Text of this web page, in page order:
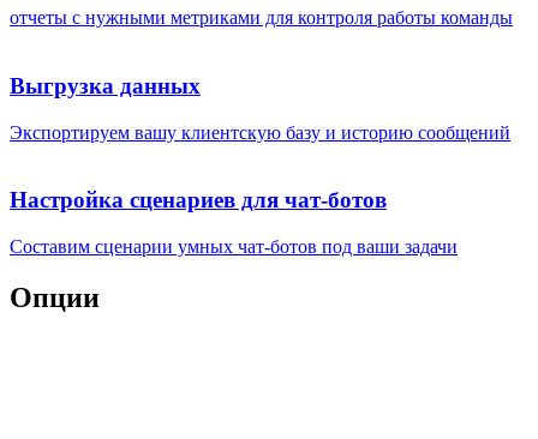
отчеты с нужными метриками для контроля работы команды
Выгрузка данных
Экспортируем вашу клиентскую базу и историю сообщений
Настройка сценариев для чат-ботов
Составим сценарии умных чат-ботов под ваши задачи
Опции